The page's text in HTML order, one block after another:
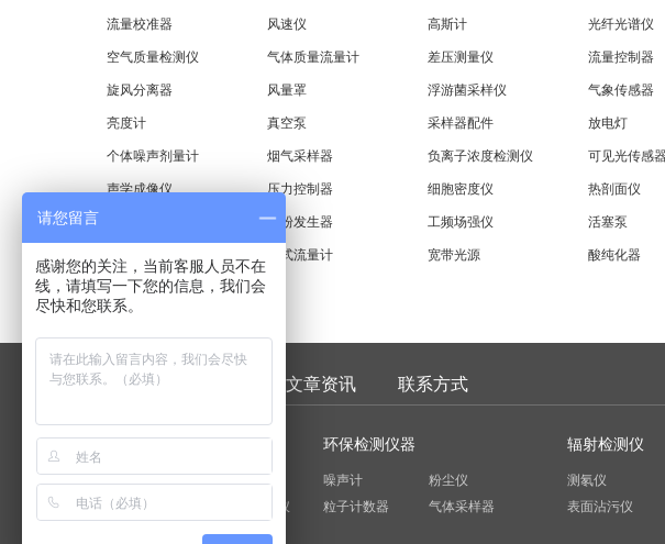
流量校准器 风速仪 高斯计 光纤光谱仪
空气质量检测仪 气体质量流量计 差压测量仪 流量控制器
旋风分离器 风量罩 浮游菌采样仪 气象传感器
亮度计 真空泵 采样器配件 放电灯
个体噪声剂量计 烟气采样器 负离子浓度检测仪 可见光传感
声学成像仪 压力控制器 细胞密度仪 热剖面仪
干粉发生器 工频场强仪 活塞泵
电磁辐射暴露监测仪 干式流量计 宽带光源 酸纯化器
微波漏能校准检测系统
仪器库 文章资讯 联系方式
甲醛检测仪
可燃气体检测仪
臭氧检测仪
四合一气体检测仪
环保检测仪器
噪声计
粉尘仪
粒子计数器
气体采样器
辐射检测仪
测氡仪
表面沾污仪
请您留言
感谢您的关注，当前客服人员不在
线，请填写一下您的信息，我们会
尽快和您联系。